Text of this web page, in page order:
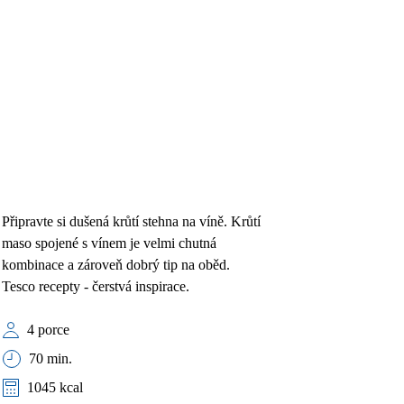
Připravte si dušená krůtí stehna na víně. Krůtí
maso spojené s vínem je velmi chutná
kombinace a zároveň dobrý tip na oběd.
Tesco recepty - čerstvá inspirace.
4 porce
70 min.
1045 kcal